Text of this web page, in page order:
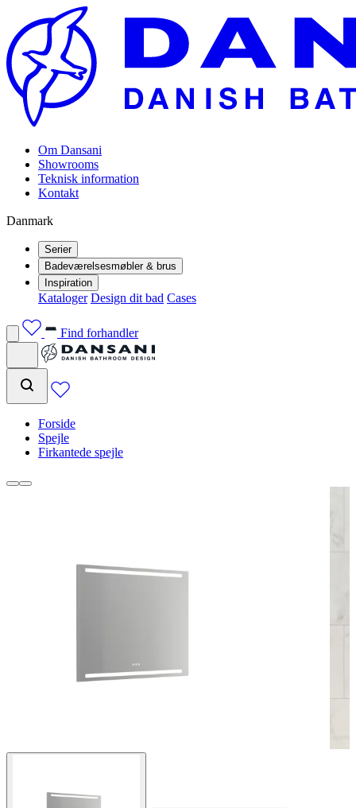
Om Dansani
Showrooms
Teknisk information
Kontakt
Danmark
Serier
Badeværelsesmøbler & brus
Inspiration
Kataloger Design dit bad Cases
Find forhandler
Forside
Spejle
Firkantede spejle